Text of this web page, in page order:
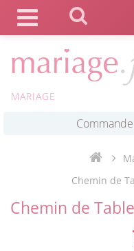
MARIAGE
Livraison
Chemin de
Chemin de
Panneau de gestion des cookies